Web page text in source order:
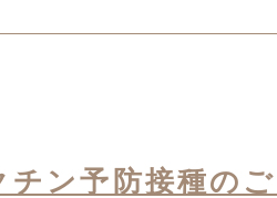
チン予防接種の